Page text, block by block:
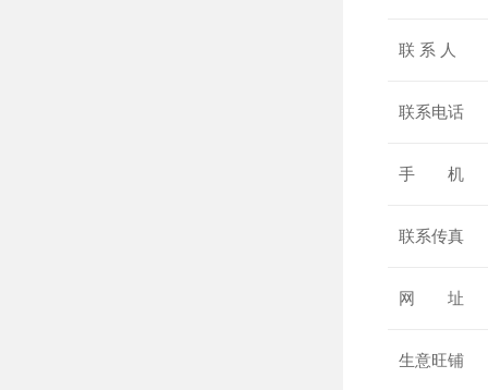
联 系 人
联系电话
手 机
联系传真
网 址
生意旺铺